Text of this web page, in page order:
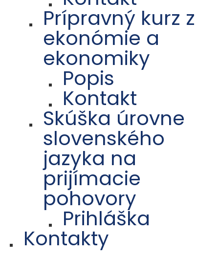
Prípravný kurz z
ekonómie a
ekonomiky
Popis
Kontakt
Skúška úrovne
slovenského
jazyka na
prijímacie
pohovory
Prihláška
Kontakty